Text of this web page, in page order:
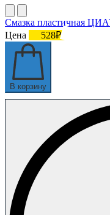
Смазка пластичная
Цена
528₽
В корзину